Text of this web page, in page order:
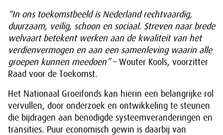
“In ons toekomstbeeld is Nederland rechtvaardig,
duurzaam, veilig, schoon en sociaal. Streven naar brede
welvaart betekent werken aan de kwaliteit van het
verdienvermogen en aan een samenleving waarin alle
groepen kunnen meedoen”– Wouter Kools, voorzitter
Raad voor de Toekomst.
Het Nationaal Groeifonds kan hierin een belangrijke rol
vervullen, door onderzoek en ontwikkeling te steunen
die bijdragen aan benodigde systeemveranderingen en
transities. Puur economisch gewin is daarbij van